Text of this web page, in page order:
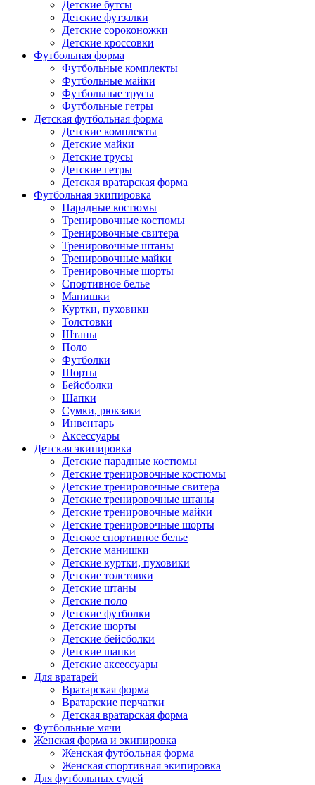
Детские бутсы
Детские футзалки
Детские сороконожки
Детские кроссовки
Футбольная форма
Футбольные комплекты
Футбольные майки
Футбольные трусы
Футбольные гетры
Детская футбольная форма
Детские комплекты
Детские майки
Детские трусы
Детские гетры
Детская вратарская форма
Футбольная экипировка
Парадные костюмы
Тренировочные костюмы
Тренировочные свитера
Тренировочные штаны
Тренировочные майки
Тренировочные шорты
Спортивное белье
Манишки
Куртки, пуховики
Толстовки
Штаны
Поло
Футболки
Шорты
Бейсболки
Шапки
Сумки, рюкзаки
Инвентарь
Аксессуары
Детская экипировка
Детские парадные костюмы
Детские тренировочные костюмы
Детские тренировочные свитера
Детские тренировочные штаны
Детские тренировочные майки
Детские тренировочные шорты
Детское спортивное белье
Детские манишки
Детские куртки, пуховики
Детские толстовки
Детские штаны
Детские поло
Детские футболки
Детские шорты
Детские бейсболки
Детские шапки
Детские аксессуары
Для вратарей
Вратарская форма
Вратарские перчатки
Детская вратарская форма
Футбольные мячи
Женская форма и экипировка
Женская футбольная форма
Женская спортивная экипировка
Для футбольных судей